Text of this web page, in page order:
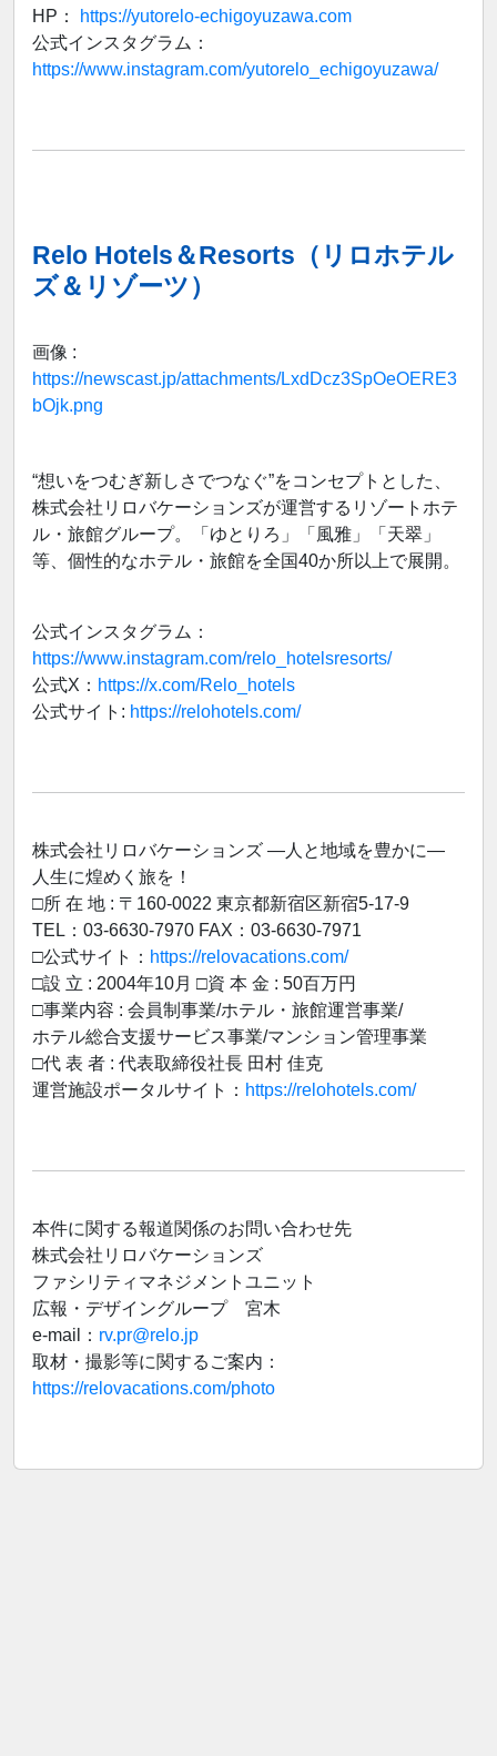
HP：
https://yutorelo-echigoyuzawa.com
公式インスタグラム：
https://www.instagram.com/yutorelo_echigoyuzawa/
Relo Hotels＆Resorts（リロホテル
ズ＆リゾーツ）
画像 :
https://newscast.jp/attachments/LxdDcz3SpOeOERE3
bOjk.png
“想いをつむぎ新しさでつなぐ”をコンセプトとした、
株式会社リロバケーションズが運営するリゾートホテ
ル・旅館グループ。「ゆとりろ」「風雅」「天翠」
等、個性的なホテル・旅館を全国40か所以上で展開。
公式インスタグラム：
https://www.instagram.com/relo_hotelsresorts/
公式X： https://x.com/Relo_hotels
公式サイト: https://relohotels.com/
株式会社リロバケーションズ ―人と地域を豊かに―
人生に煌めく旅を！
□所 在 地 : 〒160-0022 東京都新宿区新宿5-17-9
TEL：03-6630-7970 FAX：03-6630-7971
□公式サイト： https://relovacations.com/
□設 立 : 2004年10月 □資 本 金 : 50百万円
□事業内容 : 会員制事業/ホテル・旅館運営事業/
ホテル総合支援サービス事業/マンション管理事業
□代 表 者 : 代表取締役社長 田村 佳克
運営施設ポータルサイト： https://relohotels.com/
本件に関する報道関係のお問い合わせ先
株式会社リロバケーションズ
ファシリティマネジメントユニット
広報・デザイングループ 宮木
e-mail： rv.pr@relo.jp
取材・撮影等に関するご案内：
https://relovacations.com/photo